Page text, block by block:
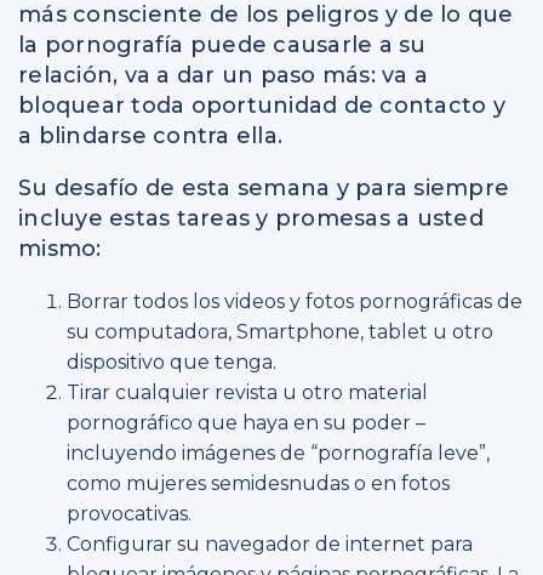
más consciente de los peligros y de lo que
la pornografía puede causarle a su
relación, va a dar un paso más: va a
bloquear toda oportunidad de contacto y
a blindarse contra ella.
Su desafío de esta semana y para siempre
incluye estas tareas y promesas a usted
mismo:
Borrar todos los videos y fotos pornográficas de
su computadora, Smartphone, tablet u otro
dispositivo que tenga.
Tirar cualquier revista u otro material
pornográfico que haya en su poder –
incluyendo imágenes de “pornografía leve”,
como mujeres semidesnudas o en fotos
provocativas.
Configurar su navegador de internet para